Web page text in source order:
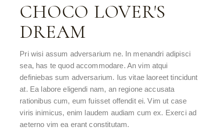
CHOCO LOVER'S
DREAM
Pri wisi assum adversarium ne. In menandri adipisci
sea, has te quod accommodare. An vim atqui
definiebas sum adversarium. Ius vitae laoreet tincidunt
at. Ea labore eligendi nam, an regione accusata
rationibus cum, eum fuisset offendit ei. Vim ut case
viris inimicus, enim laudem audiam cum ex. Exerci ad
aeterno vim ea erant constitutam.